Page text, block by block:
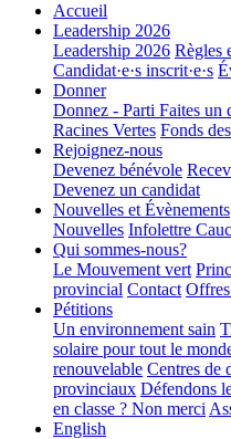
Accueil
Leadership 2026
Leadership 2026 Règles
Candidat·e·s inscrit·e·s
Donner
Donnez - Parti Faites un
Racines Vertes Fonds
Rejoignez-nous
Devenez bénévole
Devenez un candidat
Nouvelles et Évènements
Nouvelles Infolettre
Qui sommes-nous?
Le Mouvement vert
provincial Contact
Pétitions
Un environnement sain
solaire pour tout le
renouvelable Centres de
provinciaux Défendons
en classe ? Non merci
English